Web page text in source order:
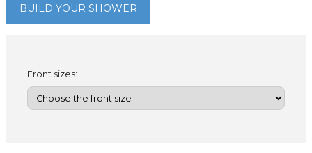
BUILD YOUR SHOWER
Front sizes: